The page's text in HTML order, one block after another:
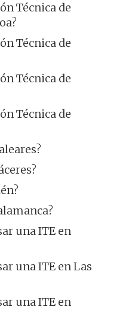
Técnica de
Técnica de
Técnica de
Técnica de
una ITE en
una ITE en Las
una ITE en